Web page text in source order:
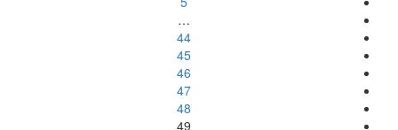
…
44
45
46
47
48
49